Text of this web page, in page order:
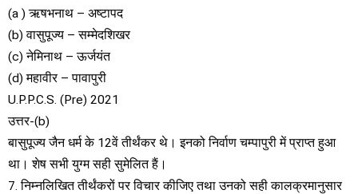
(a ) ऋषभनाथ – अष्टापद
(b) वासुपूज्य – सम्मेदशिखर
(c) नेमिनाथ – ऊर्जयंत
(d) महावीर – पावापुरी
U.P.P.C.S. (Pre) 2021
उत्तर-(b)
बासुपूज्य जैन धर्म के 12वें तीर्थंकर थे। इनको निर्वाण चम्पापुरी में प्राप्त हुआ
था। शेष सभी युग्म सही सुमेलित हैं।
7. निम्नलिखित तीर्थंकरों पर विचार कीजिए तथा उनको सही कालक्रमानुसार